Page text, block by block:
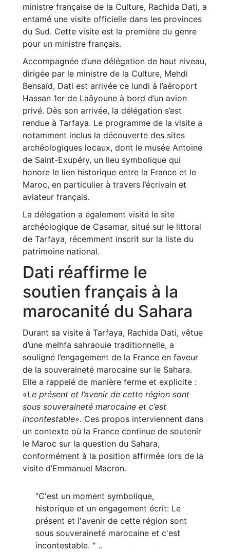
ministre française de la Culture, Rachida Dati, a
entamé une visite officielle dans les provinces
du Sud. Cette visite est la première du genre
pour un ministre français.
Accompagnée d’une délégation de haut niveau,
dirigée par le ministre de la Culture, Mehdi
Bensaïd, Dati est arrivée ce lundi à l’aéroport
Hassan 1er de Laâyoune à bord d’un avion
privé. Dès son arrivée, la délégation s’est
rendue à Tarfaya. Le programme de la visite a
notamment inclus la découverte des sites
archéologiques locaux, dont le musée Antoine
de Saint-Exupéry, un lieu symbolique qui
honore le lien historique entre la France et le
Maroc, en particulier à travers l’écrivain et
aviateur français.
La délégation a également visité le site
archéologique de Casamar, situé sur le littoral
de Tarfaya, récemment inscrit sur la liste du
patrimoine national.
Dati réaffirme le
soutien français à la
marocanité du Sahara
Durant sa visite à Tarfaya, Rachida Dati, vêtue
d’une melhfa sahraouie traditionnelle, a
souligné l’engagement de la France en faveur
de la souveraineté marocaine sur le Sahara.
Elle a rappelé de manière ferme et explicite :
«Le présent et l’avenir de cette région sont
sous souveraineté marocaine et c’est
incontestable». Ces propos interviennent dans
un contexte où la France continue de soutenir
le Maroc sur la question du Sahara,
conformément à la position affirmée lors de la
visite d’Emmanuel Macron.
"C'est un moment symbolique,
historique et un engagement écrit: Le
présent et l'avenir de cette région sont
sous souveraineté marocaine et c'est
incontestable. " ..